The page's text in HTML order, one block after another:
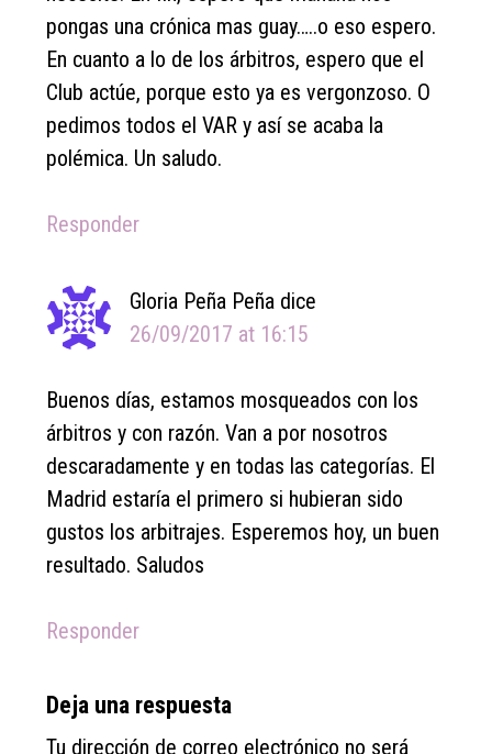
pongas una crónica mas guay…..o eso espero.
En cuanto a lo de los árbitros, espero que el
Club actúe, porque esto ya es vergonzoso. O
pedimos todos el VAR y así se acaba la
polémica. Un saludo.
Responder
Gloria Peña Peña dice
26/09/2017 at 16:15
Buenos días, estamos mosqueados con los
árbitros y con razón. Van a por nosotros
descaradamente y en todas las categorías. El
Madrid estaría el primero si hubieran sido
gustos los arbitrajes. Esperemos hoy, un buen
resultado. Saludos
Responder
Deja una respuesta
Tu dirección de correo electrónico no será